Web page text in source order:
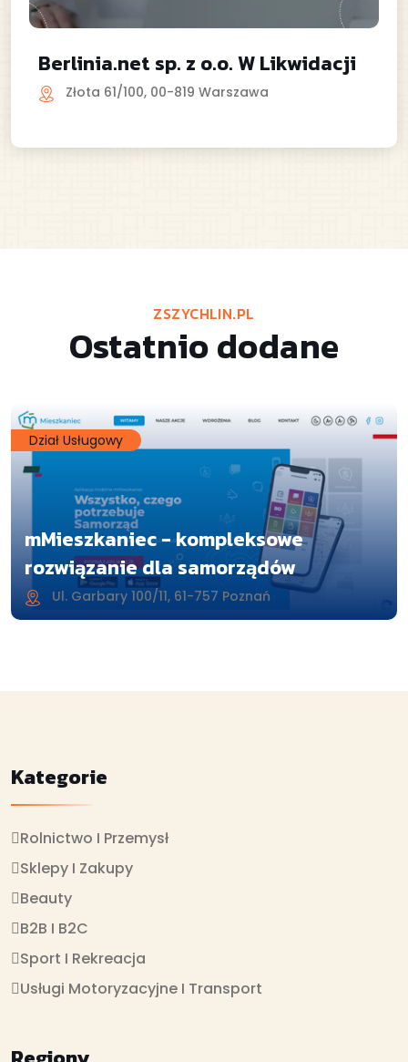
Berlinia.net sp. z o.o. W Likwidacji
Złota 61/100, 00-819 Warszawa
ZSZYCHLIN.PL
Ostatnio dodane
Dział Usługowy
mMieszkaniec - kompleksowe
rozwiązanie dla samorządów
Ul. Garbary 100/11, 61-757 Poznań
Kategorie
Rolnictwo I Przemysł
Sklepy I Zakupy
Beauty
B2B I B2C
Sport I Rekreacja
Usługi Motoryzacyjne I Transport